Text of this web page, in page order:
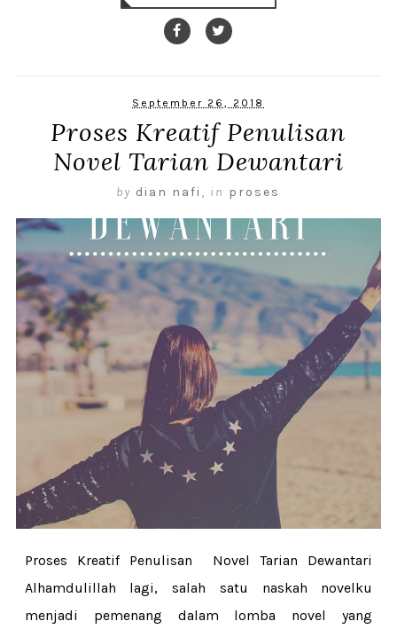
September 26, 2018
Proses Kreatif Penulisan
Novel Tarian Dewantari
by dian nafi , in proses
Proses Kreatif Penulisan Novel Tarian Dewantari
Alhamdulillah lagi, salah satu naskah novelku
menjadi pemenang dalam lomba novel yang